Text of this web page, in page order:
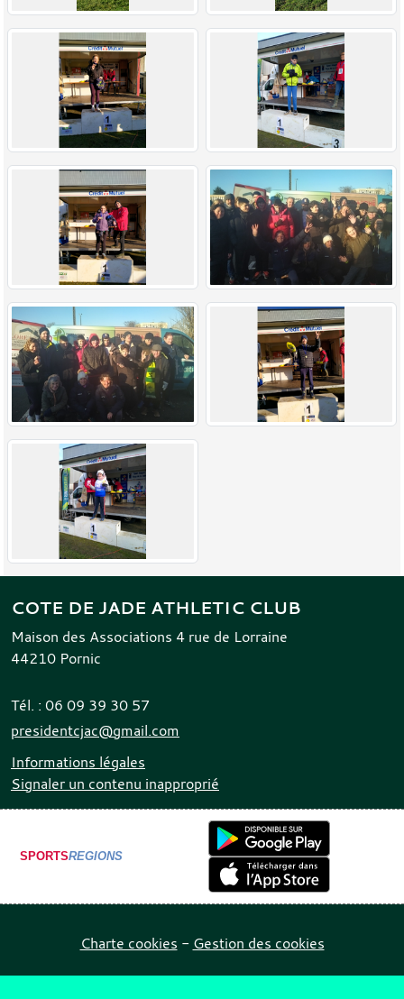
COTE DE JADE ATHLETIC CLUB
Maison des Associations 4 rue de Lorraine
44210 Pornic
Tél. : 06 09 39 30 57
presidentcjac@gmail.com
Informations légales
Signaler un contenu inapproprié
SPORTSREGIONS
Charte cookies Gestion des cookies